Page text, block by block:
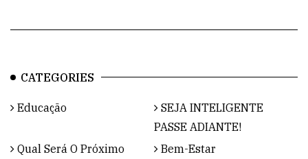
CATEGORIES
Educação
SEJA INTELIGENTE
PASSE ADIANTE!
Qual Será O Próximo
Bem-Estar